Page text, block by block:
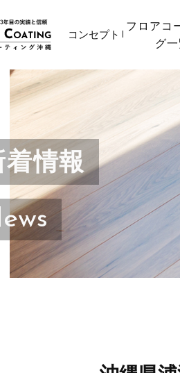
コンセプト
フロアコ
グ一
着情報